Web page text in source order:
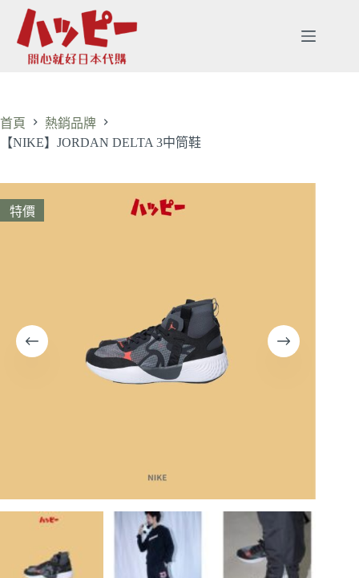
首頁
熱銷品牌
【NIKE】JORDAN DELTA 3中筒鞋
特價